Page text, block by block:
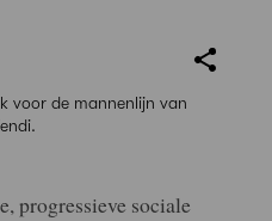
voor de mannenlijn van
progressieve sociale